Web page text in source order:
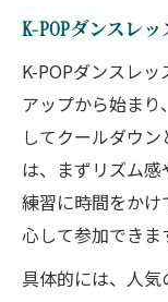
大正区
K-POP
ッスン
ダンス
う方法
大正区
楽しさ
K-POPダンスレ
K-POPダンスレ
アップから始ま
してクールダウ
は、まずリズム
練習に時間をか
心して参加できま
具体的には、人